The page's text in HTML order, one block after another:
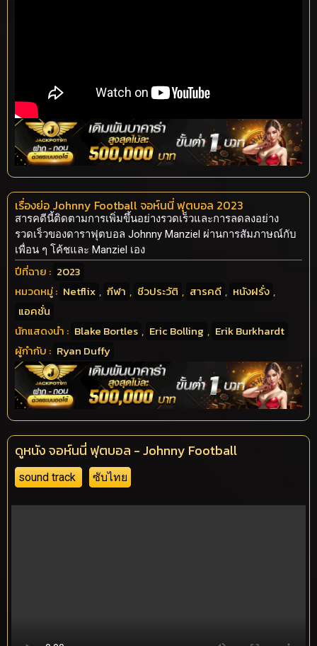
เรื่องย่อ Johnny Football จอห์นนี่ ฟุตบอล 2023
สารคดีนี้ติดตามการเพิ่มขึ้นอย่างรวดเร็วและการลดลงอย่าง
รวดเร็วของดาราฟุตบอล Johnny Manziel ผ่านการสัมภาษณ์กับ
เพื่อน ๆ โค้ชและ Manziel เอง
ปีที่ฉาย : 2023
หมวดหมู่ : Netflix , กีฬา , ชีวประวัติ , สารคดี , หนังฝรั่ง ,
แอคชั่น
นักแสดงนำ : Blake Bortles , Eric Bolling , Erik Burkhardt
ผู้กำกับ : Ryan Duffy
ดูหนัง จอห์นนี่ ฟุตบอล - Johnny Football
sound track ซับไทย